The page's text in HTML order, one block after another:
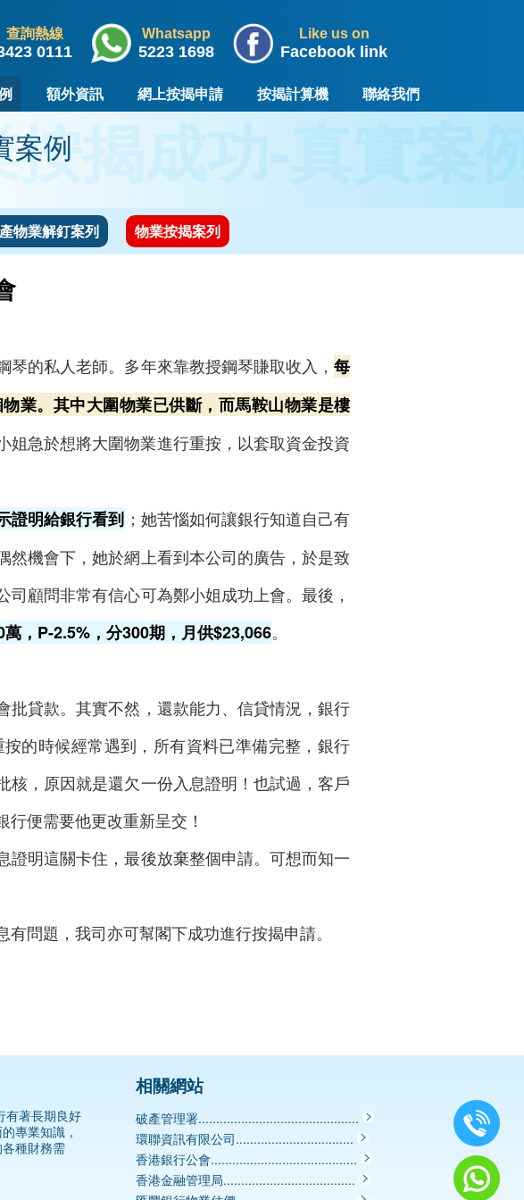
查詢熱線
0111
Whatsapp
5223 1698
Like us on
Facebook link
額外資訊 網上按揭申請 按揭計算機 聯絡我們
案例 揭成功-真實案
物業解釘案列 物業按揭案列
琴的私人老師。多年來靠教授鋼琴賺取收入，每
業。其中大圍物業已供斷，而馬鞍山物業是樓
姐急於想將大圍物業進行重按，以套取資金投資
證明給銀行看到 ；她苦惱如何讓銀行知道自己有
然機會下，她於網上看到本公司的廣告，於是致
顧問非常有信心可為鄭小姐成功上會。最後，
，P-2.5%，分300期，月供$23,066。
批貸款。其實不然，還款能力、信貸情況，銀行
的時候經常遇到，所有資料已準備完整，銀行
核，原因就是還欠一份入息證明！也試過，客戶
便需要他更改重新呈交！
證明這關卡住，最後放棄整個申請。可想而知一
問題，我司亦可幫閣下成功進行按揭申請。
有著長期良好
專業知識，
種財務需
相關網站
破產管理署.............................................
環聯資訊有限公司.................................
香港銀行公會.........................................
香港金融管理局.....................................